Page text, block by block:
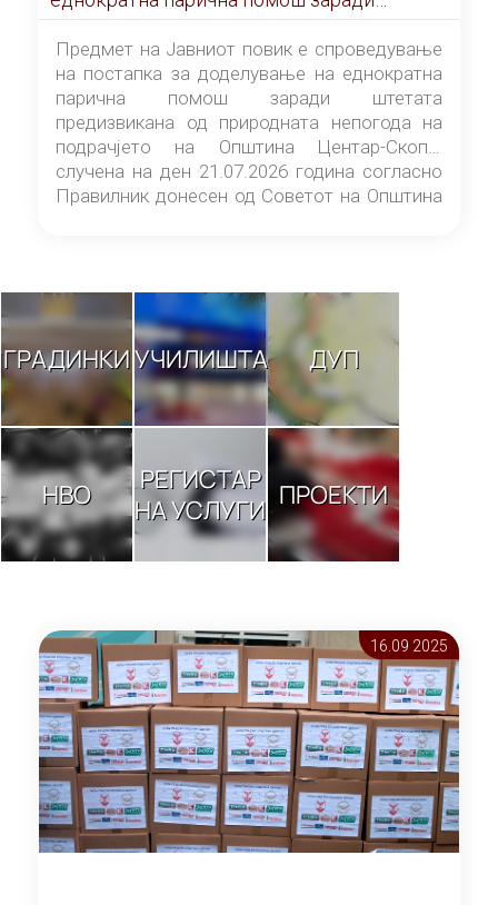
штетата предизвикана од природната
непогода на подрачјето на Општина
Центар-Скопје случена на ден 21.07.2026
година
Предмет на Јавниот повик е спроведување
на постапка за доделување на еднократна
парична помош заради штетата
предизвикана од природната непогода на
подрачјето на Општина Центар-Скопје
случена на ден 21.07.2026 година согласно
Правилник донесен од Советот на Општина
ГРАДИНКИУЧИЛИШТА ДУП
НВО
РЕГИСТАР
НА УСЛУГИ ПРОЕКТИ
16.09 2025